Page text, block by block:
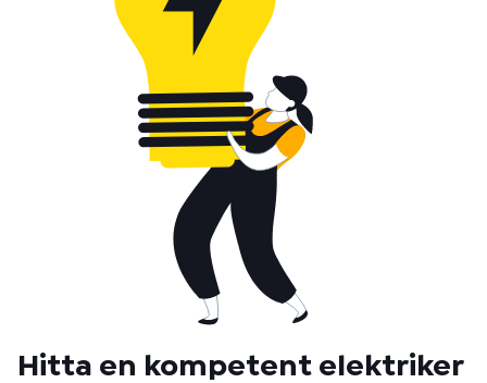
Hitta en kompetent elektriker